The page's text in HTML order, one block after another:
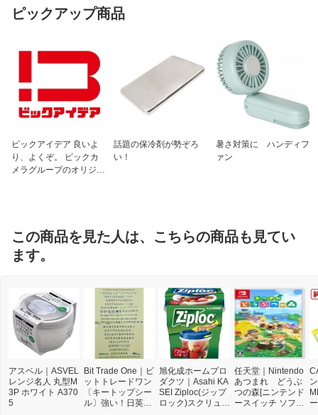
ピックアップ商品
ビックアイデア 良いよ
り、よくぞ。 ビックカ
メラグループのオリジナ
話題の保冷剤が勢ぞろ
い！
暑さ対策に ハンディフ
ァン
この商品を見た人は、こちらの商品も見てい
ます。
アスベル｜ASVEL
レンジ名人 丸型M
3P ホワイト A370
5
Bit Trade One｜ビ
ットトレードワン
〔キートップシー
ル〕強い！日英対
旭化成ホームプロ
ダクツ｜Asahi KA
SEI Ziploc(ジップ
ロック)スクリュー
任天堂｜Nintendo
あつまれ どうぶ
つの森[ニンテンド
ースイッチ ソフ